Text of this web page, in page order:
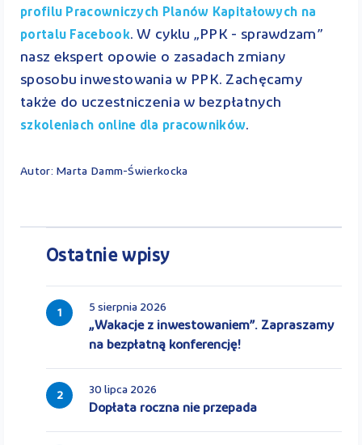
profilu Pracowniczych Planów Kapitałowych na
portalu Facebook. W cyklu „PPK - sprawdzam”
nasz ekspert opowie o zasadach zmiany
sposobu inwestowania w PPK. Zachęcamy
także do uczestniczenia w bezpłatnych
szkoleniach online dla pracowników.
Autor: Marta Damm-Świerkocka
Ostatnie wpisy
1 5 sierpnia 2026
„Wakacje z inwestowaniem”. Zapraszamy
na bezpłatną konferencję!
2 30 lipca 2026
Dopłata roczna nie przepada